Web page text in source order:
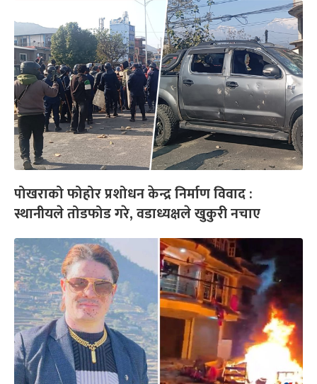
पोखराको फोहोर प्रशोधन केन्द्र निर्माण विवाद :
स्थानीयले तोडफोड गरे, वडाध्यक्षले खुकुरी नचाए